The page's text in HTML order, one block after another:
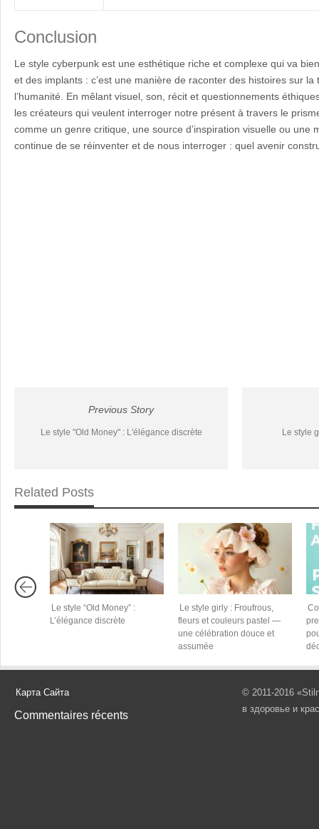
Conclusion
Le style cyberpunk est une esthétique riche et complexe qui va
et des implants : c’est une manière de raconter des histoires sur
l’humanité. En mêlant visuel, son, récit et questionnements
les créateurs qui veulent interroger notre présent à travers le
comme un genre critique, une source d’inspiration visuelle ou une
continue de se réinventer et de nous interroger : quel avenir
Previous Story
Le style "Old Money" : L'élégance discrète Le style
Related Posts
Le style “Old Money” :
L’élégance discrète
Le style girly : Froufrous,
fleurs et couleurs pastel —
une célébration douce et
assumée
Карта Сайта
Commentaires récents
© 2011-2016
в здоровье и